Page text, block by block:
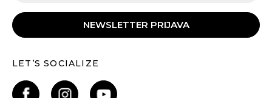
NEWSLETTER PRIJAVA
LET’S SOCIALIZE